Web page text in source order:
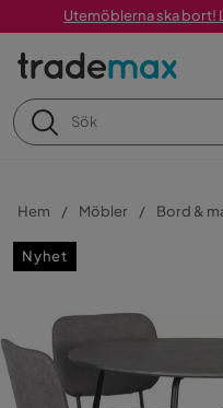
Utemöblerna ska bort!
Hem Möbler Bord &
Nyhet